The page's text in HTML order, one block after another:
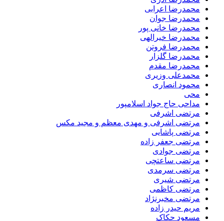
محمدرضا اعرابی
محمدرضا جوان
محمدرضا خانی پور
محمدرضا خیرالهی
محمدرضا فروتن
محمدرضا گلزار
محمدرضا مقدم
محمدعلی وزیری
محمود انصاری
محی
مداحی حاج جواد اسلامپور
مرتضی اشرفی
مرتضی اشرفی و مهدی معظم و مجید مکس
مرتضی پاشایی
مرتضی جعفر زاده
مرتضی جوادی
مرتضی ساعتچی
مرتضی سرمدی
مرتضی شیری
مرتضی کاظمی
مرتضی مخبرنژاد
مریم حیدر زاده
مسعود حکاک